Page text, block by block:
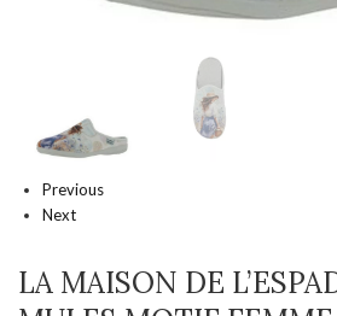
Previous
Next
LA MAISON DE